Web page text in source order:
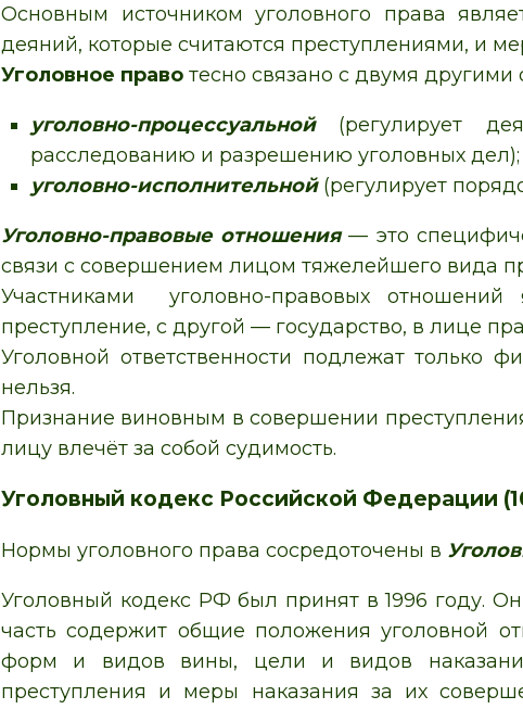
Основным источником уголовного права
деяний, которые считаются преступлениями, и
Уголовное правотесно связано с двумя другими
уголовно-процессуальной (регулирует
расследованию и разрешению уголовных дел);
уголовно-исполнительной(регулирует
Уголовно-правовые отношения— это
связи с совершением лицом тяжелейшего вида
Участниками уголовно-правовых
преступление, с другой — государство, в лице
Уголовной ответственности подлежат только
нельзя.
Признание виновным в совершении
лицу влечёт за собойсудимость.
Уголовный кодекс Российской Федерации
Нормы уголовного права сосредоточены в
Уголовный кодекс РФ был принят в 1996 году.
часть содержит общие положения уголовной
форм и видов вины, цели и видов
преступления и меры наказания за их